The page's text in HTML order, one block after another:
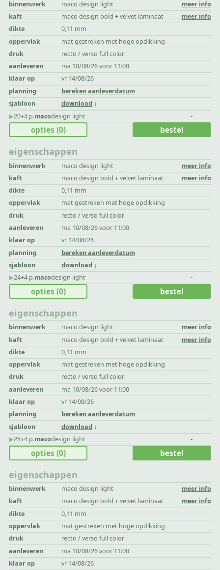
binnenwerk maco design light
meer info
kaft
maco design bold + velvet laminaat
meer info
dikte
0,11 mm
oppervlak
mat gestreken met hoge opdikking
druk
recto / verso full color
aanleveren
ma 10/08/26 voor 11:00
klaar op
vr 14/08/26
planning
bereken aanleverdatum
sjabloon
download
▶︎20+4 p.macodesign light -
eigenschappen
binnenwerk maco design light
meer info
kaft
maco design bold + velvet laminaat
meer info
dikte
0,11 mm
oppervlak
mat gestreken met hoge opdikking
druk
recto / verso full color
aanleveren
ma 10/08/26 voor 11:00
klaar op
vr 14/08/26
planning
bereken aanleverdatum
sjabloon
download
opties (0) bestel
▶︎24+4 p.macodesign light -
eigenschappen
binnenwerk maco design light
meer info
kaft
maco design bold + velvet laminaat
meer info
dikte
0,11 mm
oppervlak
mat gestreken met hoge opdikking
druk
recto / verso full color
aanleveren
ma 10/08/26 voor 11:00
klaar op
vr 14/08/26
planning
bereken aanleverdatum
sjabloon
download
opties (0) bestel
▶︎28+4 p.macodesign light -
eigenschappen
binnenwerk maco design light
meer info
kaft
maco design bold + velvet laminaat
meer info
dikte
0,11 mm
oppervlak
mat gestreken met hoge opdikking
druk
recto / verso full color
aanleveren
ma 10/08/26 voor 11:00
klaar op
vr 14/08/26
opties (0) bestel